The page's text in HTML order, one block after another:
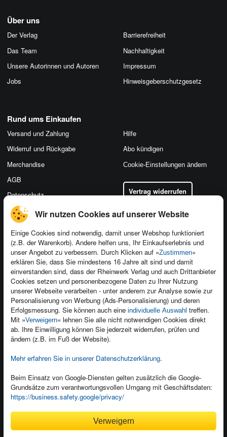
Wir nutzen Cookies auf unserer Website
Einige Cookies sind notwendig, damit unser Webshop funktioniert
(z.B. der Warenkorb). Andere helfen uns, Ihr Einkaufserlebnis und
unser Angebot zu verbessern. Durch Klicken auf »Zustimmen«
erklären Sie, dass Sie mindestens 16 Jahre alt sind und damit
einverstanden sind, dass der Rheinwerk Verlag und auch Drittanbieter
Cookies setzen und personenbezogene Daten zu Ihrer Nutzung
unserer Webseite verarbeiten - unter anderem zur Analyse sowie zur
Personalisierung von Werbung (Ads-Personalisierung) und deren
Erfolgsmessung. Sie können auch eine individuelle Auswahl treffen.
Mit »Verweigern« lehnen Sie alle nicht notwendigen Cookies direkt
ab. Ihre Einwilligung können Sie jederzeit widerrufen, prüfen und
ändern (z.B. im Fuß der Website).
Mehr erfahren Sie in unserer Datenschutzerklärung.
Beim Einsatz von Google-Diensten gelten zusätzlich die Google-
Grundsätze zum verantwortungsvollen Umgang mit Geschäftsdaten:
https://business.safety.google/privacy/
Verweigern
Über uns
Der Verlag
Das Team
Unsere Autorinnen und Autoren
Jobs
Barrierefreiheit
Nachhaltigkeit
Impressum
Hinweis­geber­schutz­gesetz
Kontakt
Newsletter
Für Unternehmen
Presseservice
Dozentenservice
Produktfeedback
Foreign Rights
Ein Buch schreiben
Rund ums Einkaufen
Versand und Zahlung
Widerruf und Rückgabe
Merchandise
AGB
Datenschutz
Hilfe
Abo kündigen
Cookie-Einstellungen ändern
Vertrag widerrufen
Kundenservice
Wir sind gerne für Sie da!
service@rheinwerk-verlag.de